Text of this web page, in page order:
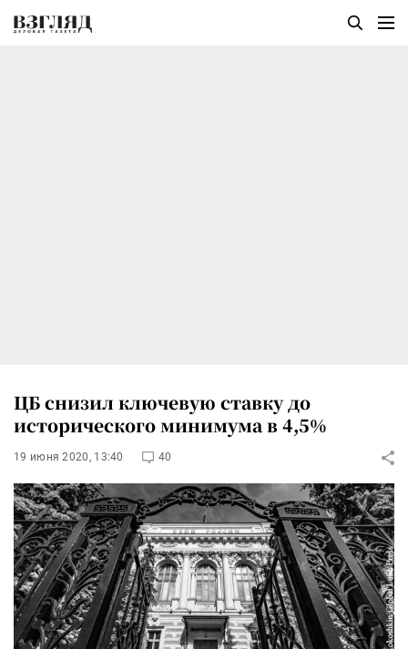
ЦБ снизил ключевую ставку до
исторического минимума в 4,5%
19 июня 2020, 13:40 40